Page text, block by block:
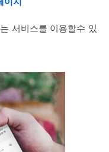
이지
서비스를 이용할수 있